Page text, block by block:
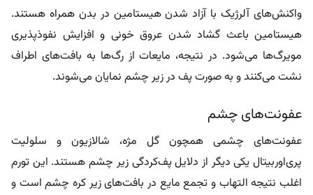
واکنش‌های آلرژیک با آزاد شدن هیستامین در بدن همراه هستند.
هیستامین باعث گشاد شدن عروق خونی و افزایش نفوذپذیری
مویرگ‌ها می‌شود. در نتیجه، مایعات از رگ‌ها به بافت‌های اطراف
نشت می‌کنند و به صورت پف در زیر چشم نمایان می‌شوند.
عفونت‌های چشم
عفونت‌های چشمی همچون گل مژه، شالازیون و سلولیت
پری‌اوربیتال یکی دیگر از دلایل پف‌کردگی زیر چشم هستند. این تورم
اغلب نتیجه التهاب و تجمع مایع در بافت‌های زیر کره چشم است و